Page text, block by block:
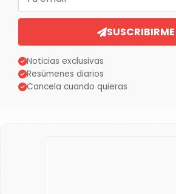
SUSCRIBIRME
Noticias exclusivas
Resúmenes diarios
Cancela cuando quieras